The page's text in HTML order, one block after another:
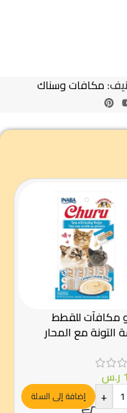
مكافات وسناك
مكافآت للقطط
التونة مع المحار
ر.س
+ إضافة إلى السلة